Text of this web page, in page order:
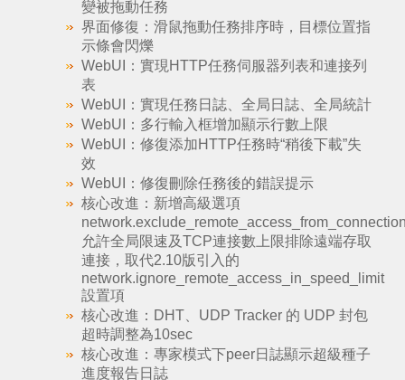
變被拖動任務
界面修復：滑鼠拖動任務排序時，目標位置指
示條會閃爍
WebUI：實現HTTP任務伺服器列表和連接列
表
WebUI：實現任務日誌、全局日誌、全局統計
WebUI：多行輸入框增加顯示行數上限
WebUI：修復添加HTTP任務時“稍後下載”失
效
WebUI：修復刪除任務後的錯誤提示
核心改進：新增高級選項
允許全局限速及TCP連接數上限排除遠端存取
連接，取代2.10版引入的
network.ignore_remote_access_in_speed_limit
設置項
核心改進：DHT、UDP Tracker 的 UDP 封包
超時調整為10sec
核心改進：專家模式下peer日誌顯示超級種子
進度報告日誌